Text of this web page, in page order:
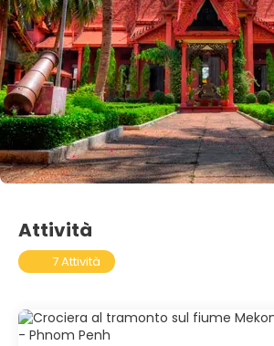
Attività
7 Attività